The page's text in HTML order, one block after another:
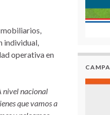
mobiliarios,
individual,
operativa en
nivel nacional
que vamos a